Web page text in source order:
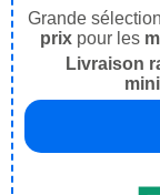
Grande
prix pour les
Livraison